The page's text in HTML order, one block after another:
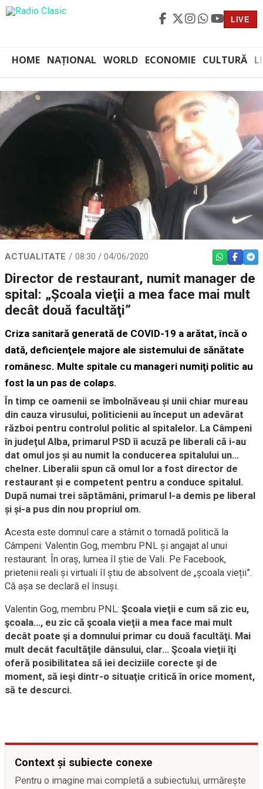
LIVE
HOME NAȚIONAL WORLD ECONOMIE CULTURĂ
ACTUALITATE 08:30 / 04/06/2020 WHATSAPP
Director de restaurant, numit manager de
spital: „Școala vieţii a mea face mai mult
decât două facultăţi”
Criza sanitară generată de COVID-19 a arătat, încă o
dată, deficienţele majore ale sistemului de sănătate
românesc. Multe spitale cu manageri numiţi politic au
fost la un pas de colaps.
În timp ce oamenii se îmbolnăveau şi unii chiar mureau
din cauza virusului, politicienii au început un adevărat
război pentru controlul politic al spitalelor. La Câmpeni
în judeţul Alba, primarul PSD îi acuză pe liberali că i-au
dat omul jos şi au numit la conducerea spitalului un…
chelner. Liberalii spun că omul lor a fost director de
restaurant şi e competent pentru a conduce spitalul.
După numai trei săptămâni, primarul l-a demis pe liberal
şi şi-a pus din nou propriul om.
Acesta este domnul care a stârnit o tornadă politică la
Câmpeni: Valentin Gog, membru PNL și angajat al unui
restaurant. În oraș, lumea îl știe de Vali. Pe Facebook,
prietenii reali și virtuali îl știu de absolvent de „școala vieții”.
Că așa se declară el însuși.
Valentin Gog, membru PNL: Şcoala vieţii e cum să zic eu,
şcoala…, eu zic că şcoala vieţii a mea face mai mult
decât poate şi a domnului primar cu două facultăţi. Mai
mult decât facultăţile dânsului, clar... Şcoala vieţii îţi
oferă posibilitatea să iei deciziile corecte şi de
moment, să ieşi dintr-o situaţie critică în orice moment,
să te descurci.
Context și subiecte conexe
Pentru o imagine mai completă a subiectului, urmărește